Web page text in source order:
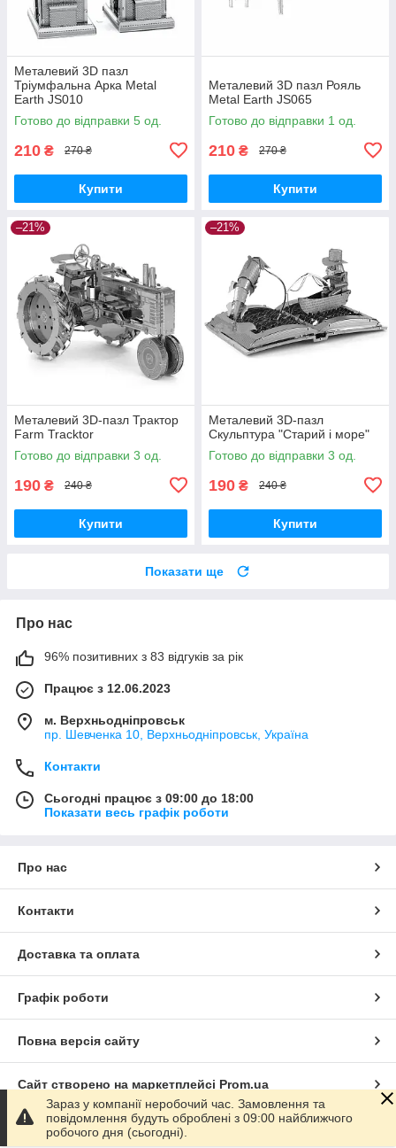
Металевий 3D пазл
Тріумфальна Арка Metal
Earth JS010
Готово до відправки 5 од.
210 ₴ 270 ₴
Купити
Металевий 3D пазл Рояль
Metal Earth JS065
Готово до відправки 1 од.
210 ₴ 270 ₴
Купити
–21%
Металевий 3D-пазл Трактор
Farm Tracktor
Готово до відправки 3 од.
190 ₴ 240 ₴
Купити
–21%
Металевий 3D-пазл
Скульптура "Старий і море"
Готово до відправки 3 од.
190 ₴ 240 ₴
Купити
Показати ще
Про нас
96% позитивних з 83 відгуків за рік
Працює з 12.06.2023
м. Верхньодніпровськ
пр. Шевченка 10, Верхньодніпровськ, Україна
Контакти
Сьогодні працює з 09:00 до 18:00
Показати весь графік роботи
Про нас
Контакти
Доставка та оплата
Графік роботи
Повна версія сайту
Сайт створено на маркетплейсі Prom.ua
Політика конфіденційності
Зараз у компанії неробочий час. Замовлення та
повідомлення будуть оброблені з 09:00 найближчого
робочого дня (сьогодні).